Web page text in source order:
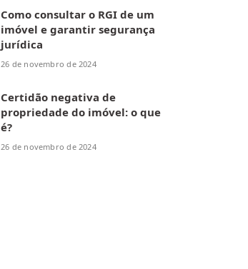
Como consultar o RGI de um
imóvel e garantir segurança
jurídica
26 de novembro de 2024
Certidão negativa de
propriedade do imóvel: o que
é?
26 de novembro de 2024